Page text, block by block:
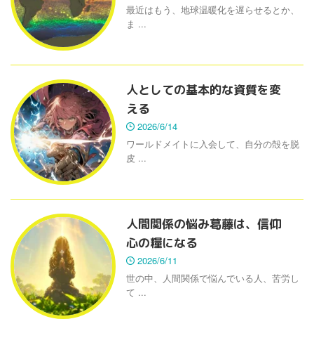
最近はもう、地球温暖化を遅らせるとか、
ま ...
人としての基本的な資質を変
える
2026/6/14
ワールドメイトに入会して、自分の殻を脱
皮 ...
人間関係の悩み葛藤は、信仰
心の糧になる
2026/6/11
世の中、人間関係で悩んでいる人、苦労し
て ...